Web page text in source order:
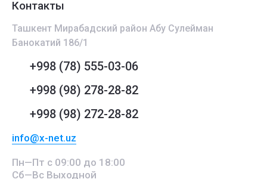
Контакты
Ташкент Мирабадский район Абу Сулейман
Банокатий 186/1
+998 (78) 555-03-06
+998 (98) 278-28-82
+998 (98) 272-28-82
info@x-net.uz
Пн—Пт с 09:00 до 18:00
Сб—Вс Выходной